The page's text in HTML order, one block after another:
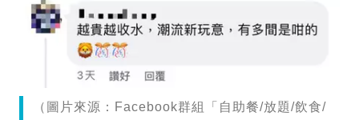
（圖片來源：Facebook群組「自助餐/放題/飲食/